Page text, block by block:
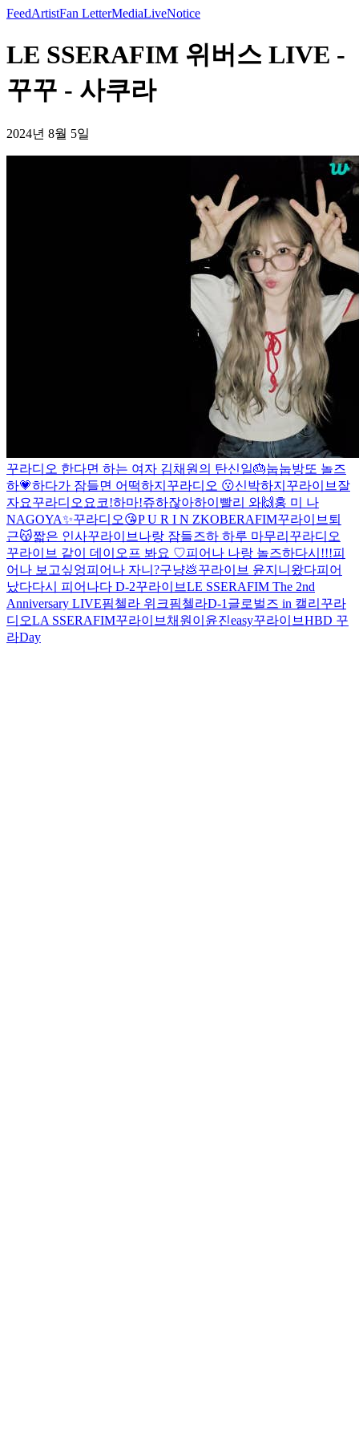
FeedArtistFan LetterMediaLiveNotice
LE SSERAFIM 위버스 LIVE -
꾸꾸 - 사쿠라
2024년 8월 5일
꾸라디오 한다면 하는 여자 김채원의 탄신일🎂눕눕방또 놀즈
하💗하다가 잠들면 어떡하지 꾸라디오 😗신박하지 꾸라이브 잘
자요꾸라디오 요코!하마!쥬하잖아하이 빨리 와🙌 홍 미 나
NAGOYA✨️꾸라디오😘P U R I N ZKOBERAFIM꾸라이브 퇴
근😽짧은 인사꾸라이브 나랑 잠들즈하 하루 마무리 꾸라디오
꾸라이브 같이 데이오프 봐요 ♡피어나 나랑 놀즈하다시!!!피
어나 보고싶엉피어나 자니?구냥💩꾸라이브 윤지니왔다피어
났다다시 피어나다 D-2꾸라이브LE SSERAFIM The 2nd
Anniversary LIVE핌첼라 위크핌첼라D-1 글로벌즈 in 캘리 꾸라
디오LA SSERAFIM꾸라이브 채원이 윤진easy꾸라이브HBD 꾸
라Day